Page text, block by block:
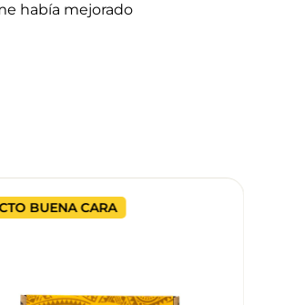
había mejorado
BUENA CARA